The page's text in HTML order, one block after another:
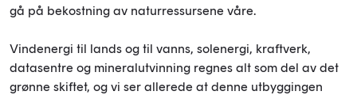
gå på bekostning av naturressursene våre.
Vindenergi til lands og til vanns, solenergi, kraftverk,
datasentre og mineralutvinning regnes alt som del av det
grønne skiftet, og vi ser allerede at denne utbyggingen